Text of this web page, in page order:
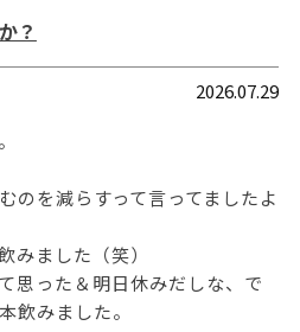
？
2026.07.29
のを減らすって言ってましたよ
みました（笑）
思った＆明日休みだしな、で
飲みました。